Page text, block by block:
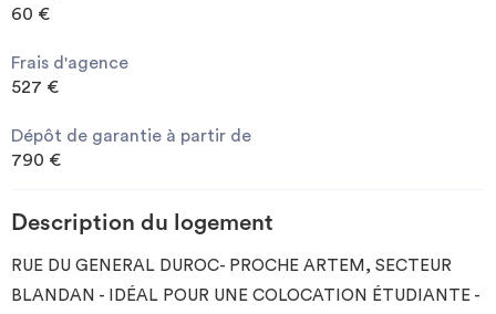
60 €
Frais d'agence
527 €
Dépôt de garantie à partir de
790 €
Description du logement
RUE DU GENERAL DUROC- PROCHE ARTEM, SECTEUR
BLANDAN - IDÉAL POUR UNE COLOCATION ÉTUDIANTE -